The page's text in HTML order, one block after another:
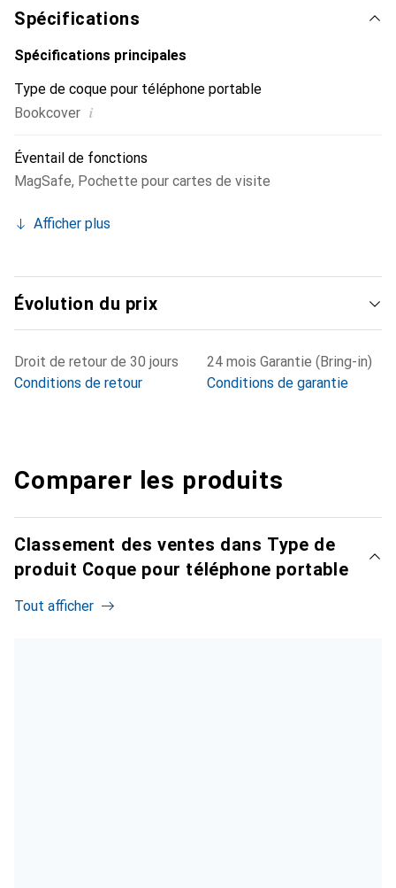
exigeante.
Spécifications
Spécifications principales
Type de coque pour téléphone portable
Bookcover i
Éventail de fonctions
MagSafe, Pochette pour cartes de visite
Afficher plus
Évolution du prix
Droit de retour de 30 jours
Conditions de retour
24 mois Garantie (Bring-in)
Conditions de garantie
Comparer les produits
Classement des ventes dans Type de
produit Coque pour téléphone portable
Tout afficher